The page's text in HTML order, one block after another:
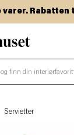
Rabatten
Servietter